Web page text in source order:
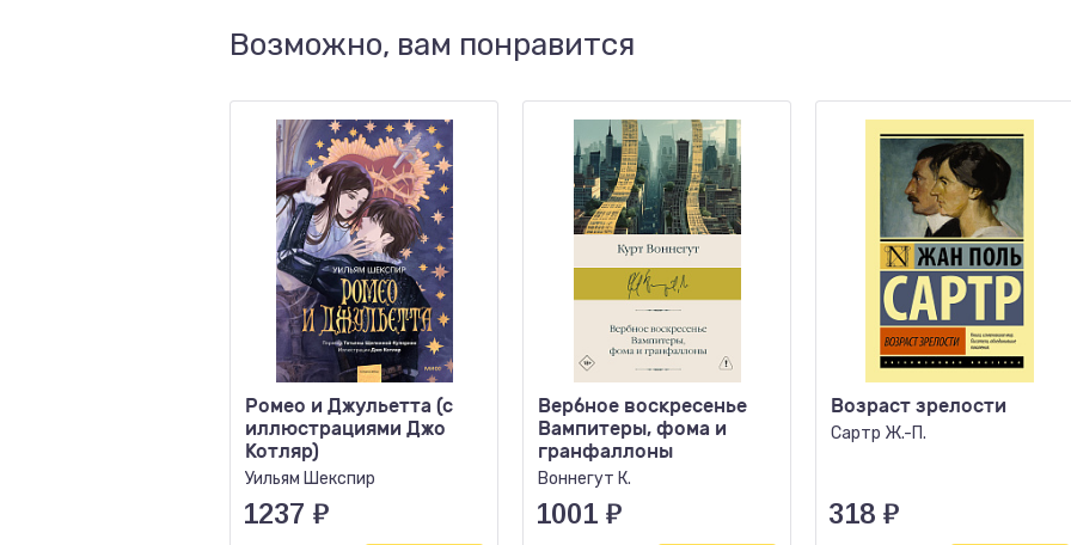
Возможно, вам понравится
Ромео и Джульетта (с
иллюстрациями Джо
Котляр)
Уильям Шекспир
1237 ₽
Вербное воскресенье
Вампитеры, фома и
гранфаллоны
Воннегут К.
1001 ₽
Возраст зрелости
Сартр Ж.-П.
318 ₽